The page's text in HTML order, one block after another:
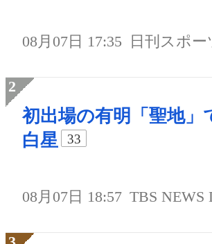
08月07日 17:35 日刊スポー
初出場の有明「聖地」
白星
33
08月07日 18:57 TBS NEWS